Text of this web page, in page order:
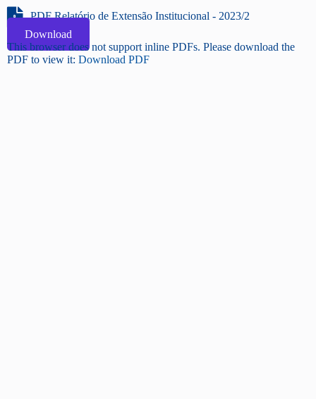
PDF Relatório de Extensão Institucional - 2023/2
Download
This browser does not support inline PDFs. Please download the
PDF to view it: Download PDF